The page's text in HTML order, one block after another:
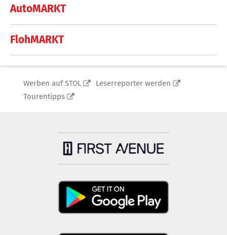
AutoMARKT
FlohMARKT
Werben auf STOL
Leserreporter werden
Tourentipps